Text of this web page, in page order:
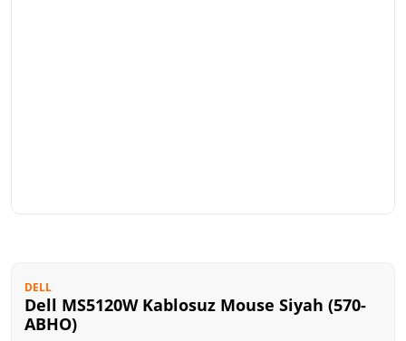
DELL
Dell MS5120W Kablosuz Mouse Siyah (570-
ABHO)